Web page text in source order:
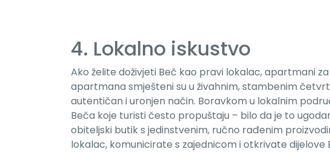
4. Lokalno iskustvo
Ako želite doživjeti Beč kao pravi lokalac, apartmani
apartmana smješteni su u živahnim, stambenim
autentičan i uronjen način. Boravkom u lokalnim
Beča koje turisti često propuštaju – bilo da je to
obiteljski butik s jedinstvenim, ručno rađenim
lokalac, komunicirate s zajednicom i otkrivate dijelove